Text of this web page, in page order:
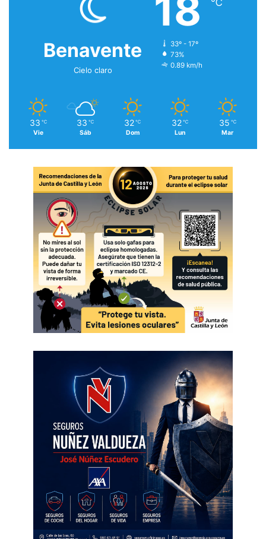
Benavente
Cielo claro
18
33º - 17º
73%
0.89 km/h
33 ℃
Vie
33 ℃
Sáb
32 ℃
Dom
32 ℃
Lun
35 ℃
Mar